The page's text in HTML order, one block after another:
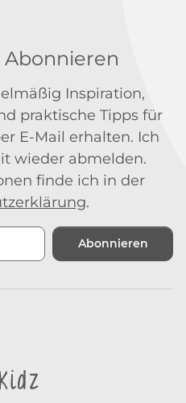
Inspiration,
praktische Tipps für
E-Mail erhalten. Ich
wieder abmelden.
finde ich in der
.
Abonnieren